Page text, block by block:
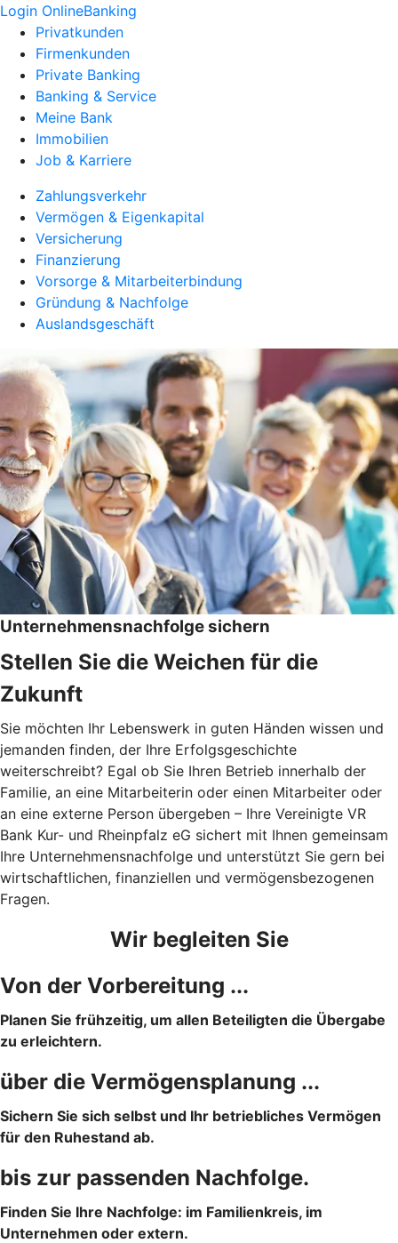
Login OnlineBanking
Privatkunden
Firmenkunden
Private Banking
Banking & Service
Meine Bank
Immobilien
Job & Karriere
Zahlungsverkehr
Vermögen & Eigenkapital
Versicherung
Finanzierung
Vorsorge & Mitarbeiterbindung
Gründung & Nachfolge
Auslandsgeschäft
Unternehmensnachfolge sichern
Stellen Sie die Weichen für die
Zukunft
Sie möchten Ihr Lebenswerk in guten Händen wissen und
jemanden finden, der Ihre Erfolgsgeschichte
weiterschreibt? Egal ob Sie Ihren Betrieb innerhalb der
Familie, an eine Mitarbeiterin oder einen Mitarbeiter oder
an eine externe Person übergeben – Ihre Vereinigte VR
Bank Kur- und Rheinpfalz eG sichert mit Ihnen gemeinsam
Ihre Unternehmensnachfolge und unterstützt Sie gern bei
wirtschaftlichen, finanziellen und vermögensbezogenen
Fragen.
Wir begleiten Sie
Von der Vorbereitung ...
Planen Sie frühzeitig, um allen Beteiligten die Übergabe
zu erleichtern.
über die Vermögensplanung ...
Sichern Sie sich selbst und Ihr betriebliches Vermögen
für den Ruhestand ab.
bis zur passenden Nachfolge.
Finden Sie Ihre Nachfolge: im Familienkreis, im
Unternehmen oder extern.